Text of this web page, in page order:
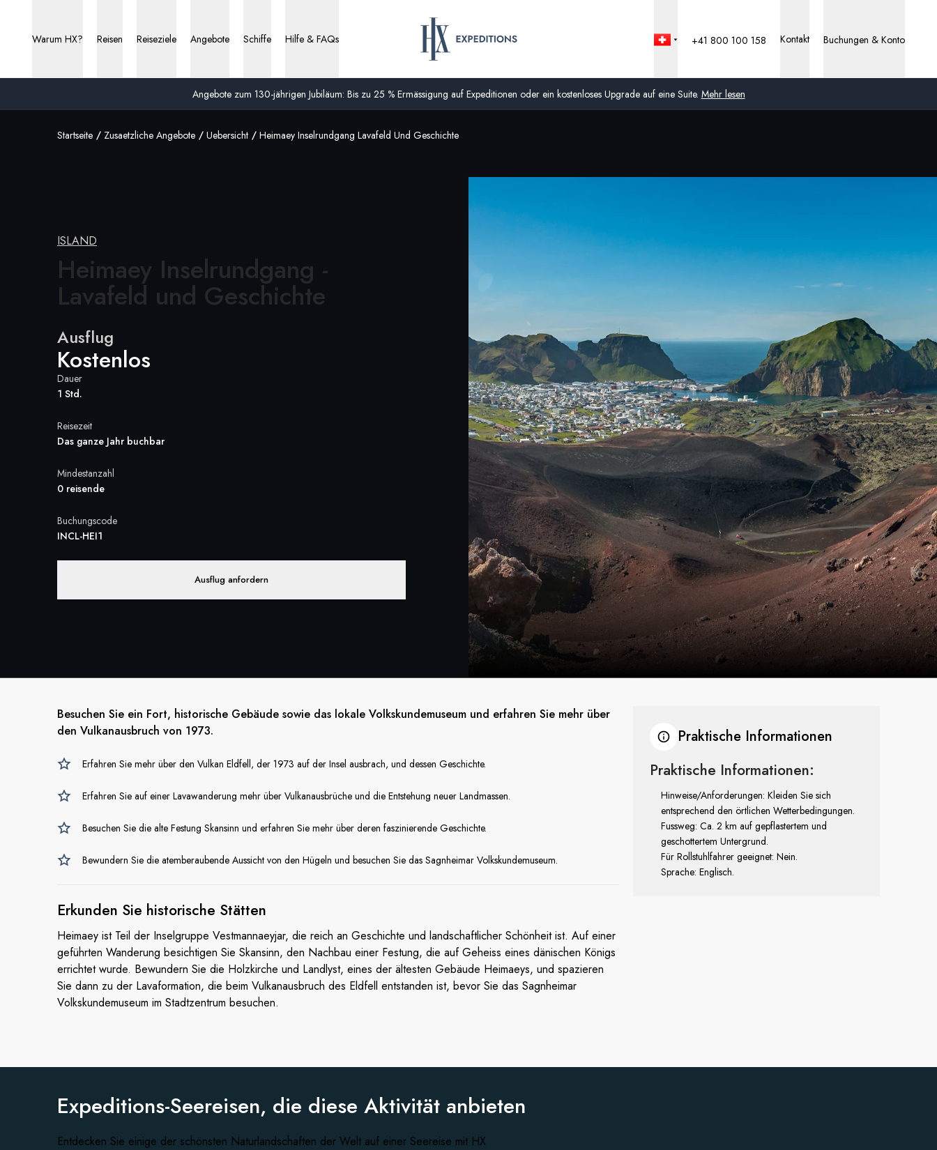
Angebote zum 130-jährigen Jubiläum: Bis zu 25 % Ermässigung auf Expeditionen oder ein kostenloses Upgrade auf eine Suite. Mehr lesen
Warum HX? Reisen Reiseziele Angebote Schiffe Hilfe & FAQs
Schweden
Dänemark
Norwegen
+41 800 100 158 Kontakt Buchungen & Konto
Startseite Zusaetzliche Angebote Uebersicht Heimaey Inselrundgang Lavafeld Und Geschichte
ISLAND
Heimaey Inselrundgang -
Lavafeld und Geschichte
Ausflug
Kostenlos
Dauer
1 Std.
Reisezeit
Das ganze Jahr buchbar
Mindestanzahl
0 reisende
Buchungscode
INCL-HEI1
Ausflug anfordern
Besuchen Sie ein Fort, historische Gebäude sowie das lokale Volkskundemuseum und erfahren Sie mehr über
den Vulkanausbruch von 1973.
Erfahren Sie mehr über den Vulkan Eldfell, der 1973 auf der Insel ausbrach, und dessen Geschichte.
Erfahren Sie auf einer Lavawanderung mehr über Vulkanausbrüche und die Entstehung neuer Landmassen.
Besuchen Sie die alte Festung Skansinn und erfahren Sie mehr über deren faszinierende Geschichte.
Bewundern Sie die atemberaubende Aussicht von den Hügeln und besuchen Sie das Sagnheimar Volkskundemuseum.
Erkunden Sie historische Stätten
Heimaey ist Teil der Inselgruppe Vestmannaeyjar, die reich an Geschichte und landschaftlicher Schönheit ist. Auf einer
geführten Wanderung besichtigen Sie Skansinn, den Nachbau einer Festung, die auf Geheiss eines dänischen Königs
errichtet wurde. Bewundern Sie die Holzkirche und Landlyst, eines der ältesten Gebäude Heimaeys, und spazieren
Sie dann zu der Lavaformation, die beim Vulkanausbruch des Eldfell entstanden ist, bevor Sie das Sagnheimar
Volkskundemuseum im Stadtzentrum besuchen.
Praktische Informationen
Praktische Informationen:
Hinweise/Anforderungen: Kleiden Sie sich
entsprechend den örtlichen Wetterbedingungen.
Fussweg: Ca. 2 km auf gepflastertem und
geschottertem Untergrund.
Für Rollstuhlfahrer geeignet: Nein.
Sprache: Englisch.
Expeditions-Seereisen, die diese Aktivität anbieten
Entdecken Sie einige der schönsten Naturlandschaften der Welt auf einer Seereise mit HX